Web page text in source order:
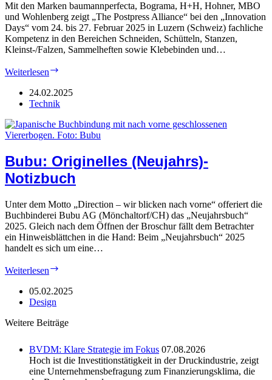
Mit den Marken baumannperfecta, Bograma, H+H, Hohner, MBO
und Wohlenberg zeigt „The Postpress Alliance“ bei den „Innovation
Days“ vom 24. bis 27. Februar 2025 in Luzern (Schweiz) fachliche
Kompetenz in den Bereichen Schneiden, Schütteln, Stanzen,
Kleinst-/Falzen, Sammelheften sowie Klebebinden und…
Weiterlesen
The
Postpress
24.02.2025
Technik
Bubu: Originelles (Neujahrs)-
Notizbuch
Unter dem Motto „Direction – wir blicken nach vorne“ offeriert die
Buchbinderei Bubu AG (Mönchaltorf/CH) das „Neujahrsbuch“
2025. Gleich nach dem Öffnen der Broschur fällt dem Betrachter
ein Hinweisblättchen in die Hand: Beim „Neujahrsbuch“ 2025
handelt es sich um eine…
Weiterlesen
(Neujahrs)-
05.02.2025
Design
Weitere Beiträge
BVDM: Klare Strategie im Fokus 07.08.2026
Hoch ist die Investitionstätigkeit in der Druckindustrie, zeigt
eine Unternehmensbefragung zum Finanzierungsklima, die